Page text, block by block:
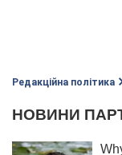
Редакційна політика